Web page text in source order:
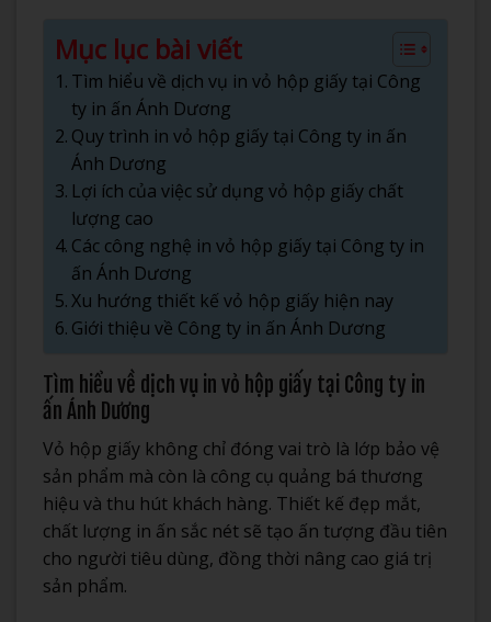
Mục lục bài viết
Tìm hiểu về dịch vụ in vỏ hộp giấy tại Công
ty in ấn Ánh Dương
Quy trình in vỏ hộp giấy tại Công ty in ấn
Ánh Dương
Lợi ích của việc sử dụng vỏ hộp giấy chất
lượng cao
Các công nghệ in vỏ hộp giấy tại Công ty in
ấn Ánh Dương
Xu hướng thiết kế vỏ hộp giấy hiện nay
Giới thiệu về Công ty in ấn Ánh Dương
Tìm hiểu về dịch vụ in vỏ hộp giấy tại Công ty in
ấn Ánh Dương
Vỏ hộp giấy không chỉ đóng vai trò là lớp bảo vệ
sản phẩm mà còn là công cụ quảng bá thương
hiệu và thu hút khách hàng. Thiết kế đẹp mắt,
chất lượng in ấn sắc nét sẽ tạo ấn tượng đầu tiên
cho người tiêu dùng, đồng thời nâng cao giá trị
sản phẩm.